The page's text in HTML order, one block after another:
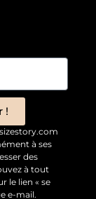
!
à ses
des
à tout
le lien « se
e-mail.